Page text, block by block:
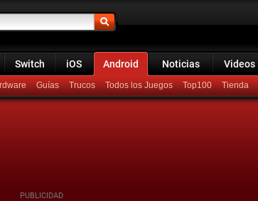
Switch iOS Android Noticias Videos
Guías Trucos Todos los Juegos Top100